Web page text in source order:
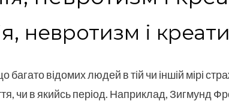
невротизм і
багато відомих людей в тій чи іншій мірі
чи в якийсь період. Наприклад, Зигмунд